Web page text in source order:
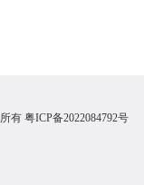
所有 粤ICP备2022084792号